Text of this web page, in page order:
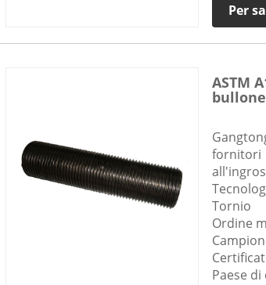
Per
ASTM
fornitori
Tornio
Ordine
Paese